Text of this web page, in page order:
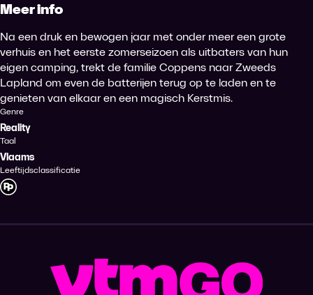
Meer info
Na een druk en bewogen jaar met onder meer een grote
verhuis en het eerste zomerseizoen als uitbaters van hun
eigen camping, trekt de familie Coppens naar Zweeds
Lapland om even de batterijen terug op te laden en te
genieten van elkaar en een magisch Kerstmis.
Genre
Reality
Taal
Vlaams
Leeftijdsclassificatie